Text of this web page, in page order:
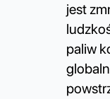
jest
paliw